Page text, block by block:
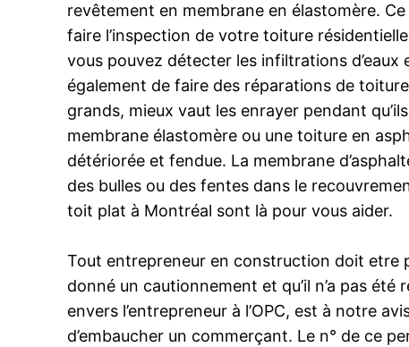
revêtement en membrane en élastomère.
faire l’inspection de votre toiture
vous pouvez détecter les infiltrations
également de faire des réparations de
grands, mieux vaut les enrayer pendant
membrane élastomère ou une toiture en
détériorée et fendue. La membrane
des bulles ou des fentes dans le
toit plat à Montréal sont là pour vous aider.
Tout entrepreneur en construction doit etre
donné un cautionnement et qu’il n’a pas
envers l’entrepreneur à l’OPC, est à notre
d’embaucher un commerçant. Le n° de ce